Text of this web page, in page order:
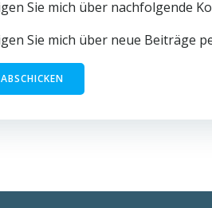
Sie mich über nachfolgende
Sie mich über neue Beiträge